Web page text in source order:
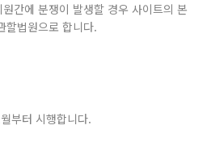
간에 분쟁이 발생할 경우 사이트의 본
할법원으로 합니다.
부터 시행합니다.